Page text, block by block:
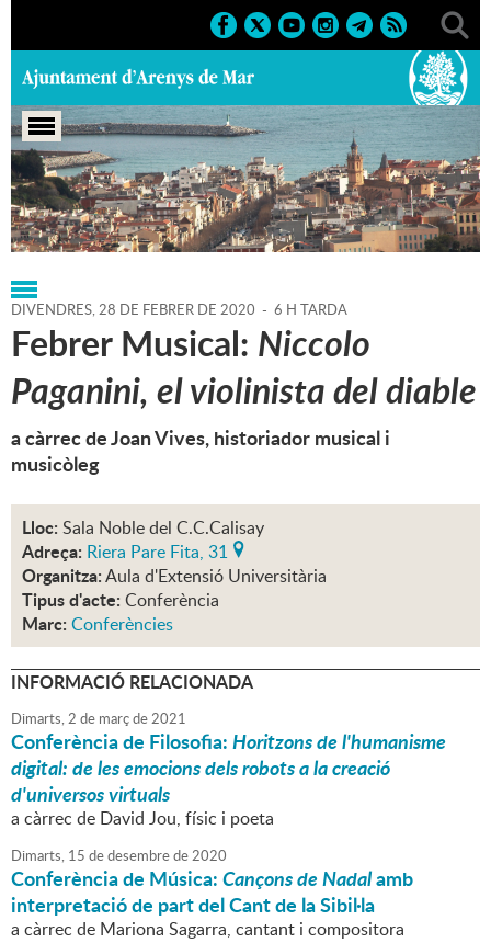
Portada > Regidories > Cultura > Agenda > 28-02-2020
DIVENDRES,28 DE FEBRER DE 2020 - 6 H TARDA
Febrer Musical: Niccolo
Paganini, el violinista del diable
a càrrec de Joan Vives, historiador musical i
musicòleg
Lloc: Sala Noble del C.C.Calisay
Adreça: Riera Pare Fita, 31
Organitza:Aula d'Extensió Universitària
Tipus d'acte: Conferència
Marc: Conferències
INFORMACIÓ RELACIONADA
Dimarts,2 de marçde2021
Conferència de Filosofia:Horitzons de l'humanisme
digital: de les emocions dels robots a la creació
d'universos virtuals
a càrrec de David Jou, físic i poeta
Dimarts, 15 dedesembrede2020
Conferència de Música:Cançons de Nadalamb
interpretació de part del Cant de la Sibil·la
a càrrec de Mariona Sagarra, cantant i compositora